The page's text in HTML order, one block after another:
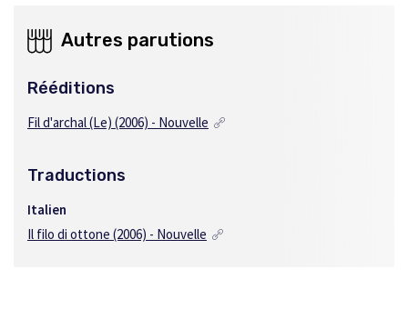
Autres parutions
Rééditions
Fil d'archal (Le) (2006) - Nouvelle
Traductions
Italien
Il filo di ottone (2006) - Nouvelle